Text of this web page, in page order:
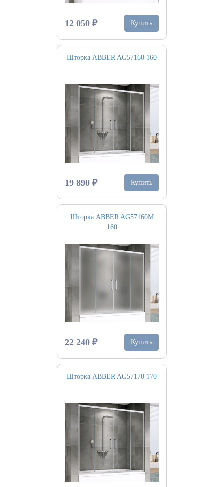
12 050 ₽ Купить
Шторка ABBER AG57160 160
19 890 ₽ Купить
Шторка ABBER AG57160M
160
22 240 ₽ Купить
Шторка ABBER AG57170 170